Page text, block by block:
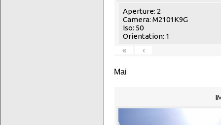
Aperture: 2
Camera: M2101K9G
Iso: 50
Orientation: 1
«
‹
Mai